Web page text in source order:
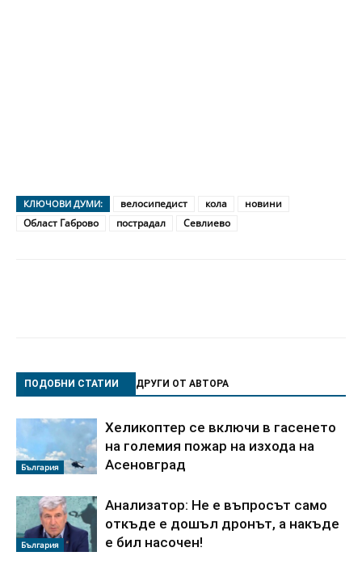
КЛЮЧОВИ ДУМИ: велосипедист кола
новини
Област Габрово
пострадал Севлиево
ПОДОБНИ СТАТИИ ДРУГИ ОТ АВТОРА
България
Хеликоптер се включи в гасенето
на големия пожар на изхода на
Асеновград
България
Анализатор: Не е въпросът само
откъде е дошъл дронът, а накъде
е бил насочен!